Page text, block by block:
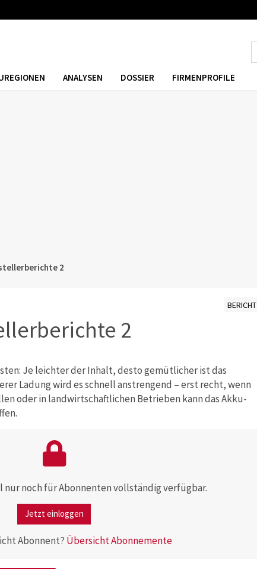
ANALYSEN DOSSIER FIRMENPROFILE
2
BERICHT
2
Je leichter der Inhalt, desto gemütlicher ist das
Ladung wird es schnell anstrengend – erst recht, wenn
oder in landwirtschaftlichen Betrieben kann das Akku-
nur noch für Abonnenten vollständig verfügbar.
Jetzt einloggen
Abonnent? Übersicht Abonnemente